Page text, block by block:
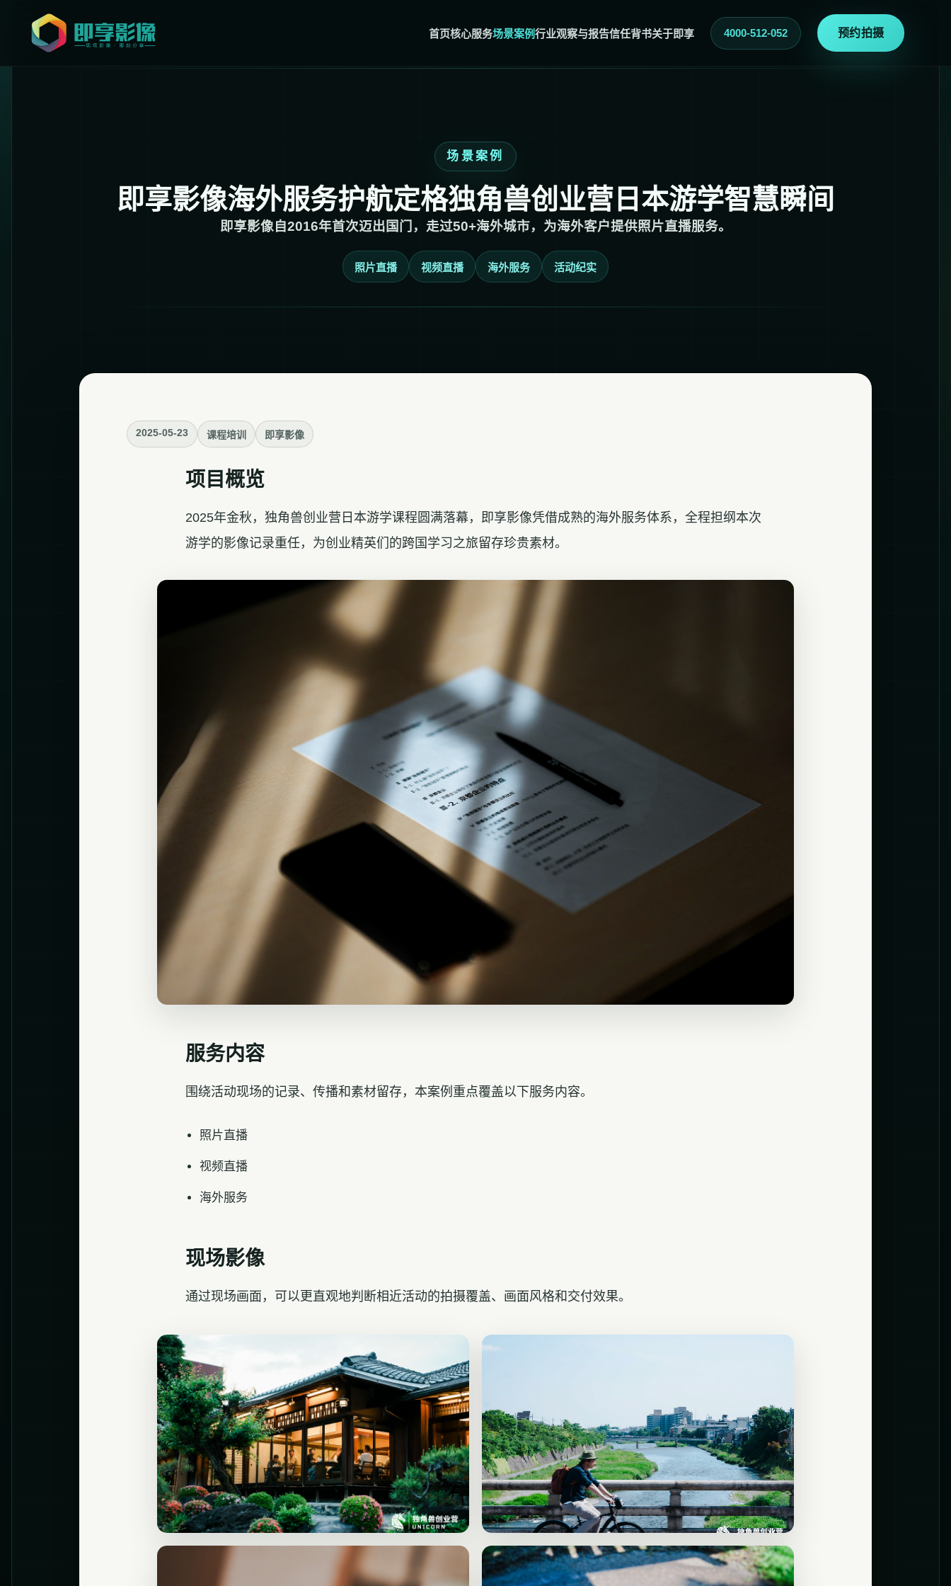
首页核心服务场景案例行业观察与报告信任背书关于即享 4000-512-052 预约拍摄
场景案例
即享影像海外服务护航定格独角兽创业营日本游学智慧瞬间
即享影像自2016年首次迈出国门，走过50+海外城市，为海外客户提供照片直播服务。
照片直播 视频直播 海外服务 活动纪实
2025-05-23 课程培训 即享影像
项目概览
2025年金秋，独角兽创业营日本游学课程圆满落幕，即享影像凭借成熟的海外服务体系，全程担纲本次
游学的影像记录重任，为创业精英们的跨国学习之旅留存珍贵素材。
服务内容
围绕活动现场的记录、传播和素材留存，本案例重点覆盖以下服务内容。
照片直播
视频直播
海外服务
现场影像
通过现场画面，可以更直观地判断相近活动的拍摄覆盖、画面风格和交付效果。